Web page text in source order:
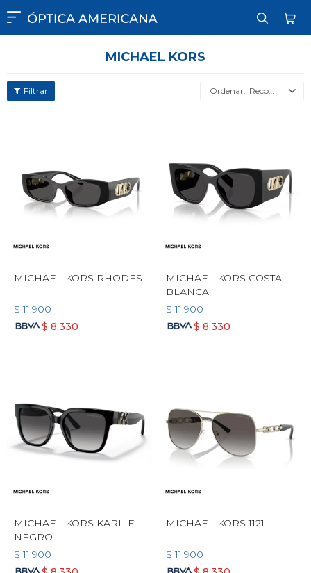

MICHAEL KORS
Recomendados
MICHAEL KORS RHODES
$ 11.900
$ 8.330
MICHAEL KORS COSTA
BLANCA
$ 11.900
$ 8.330
MICHAEL KORS KARLIE -
NEGRO
$ 11.900
MICHAEL KORS 1121
$ 11.900